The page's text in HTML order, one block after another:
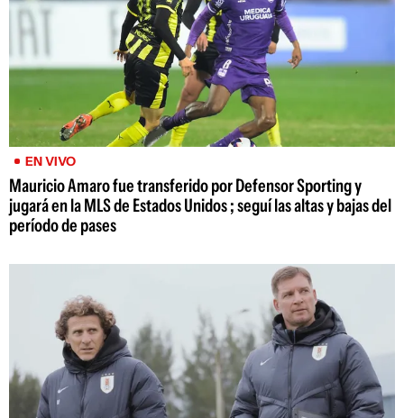
EN VIVO
Mauricio Amaro fue transferido por Defensor Sporting y
jugará en la MLS de Estados Unidos ; seguí las altas y bajas del
período de pases